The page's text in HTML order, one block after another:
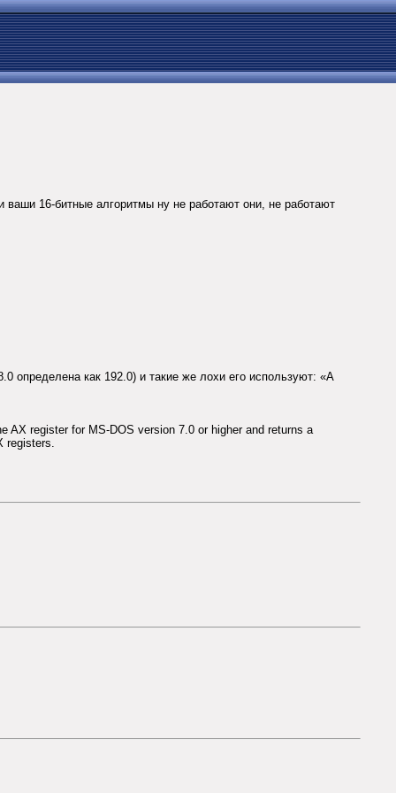
ваши 16-битные алгоритмы ну не работают они, не работают
определена как 192.0) и такие же лохи его используют: «А
register for MS-DOS version 7.0 or higher and returns a
registers.